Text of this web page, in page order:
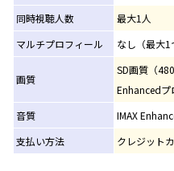
同時視聴人数
最大1人
マルチプロフィール
なし（最大1
画質
SD画質（
Enhancedプ
音質
IMAX
支払い方法
クレジット